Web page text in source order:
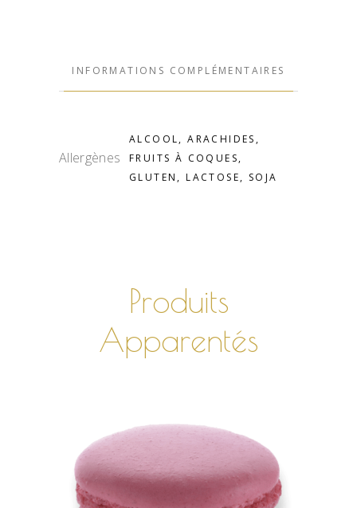
INFORMATIONS COMPLÉMENTAIRES
Allergènes
ALCOOL, ARACHIDES,
FRUITS À COQUES,
GLUTEN, LACTOSE, SOJA
Produits
Apparentés